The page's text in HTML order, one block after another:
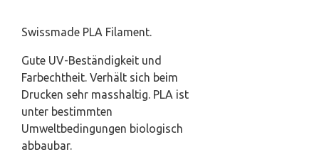
Swissmade PLA Filament.
Gute UV-Beständigkeit und
Farbechtheit. Verhält sich beim
Drucken sehr masshaltig. PLA ist
unter bestimmten
Umweltbedingungen biologisch
abbaubar.